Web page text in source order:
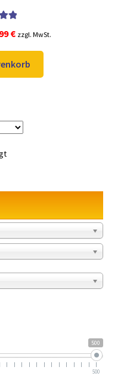
5
€
€Aktueller
Preis
ist:
29,99 €.
zzgl. MwSt.
500
500